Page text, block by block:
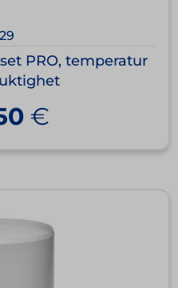
PRO, temperatur
€